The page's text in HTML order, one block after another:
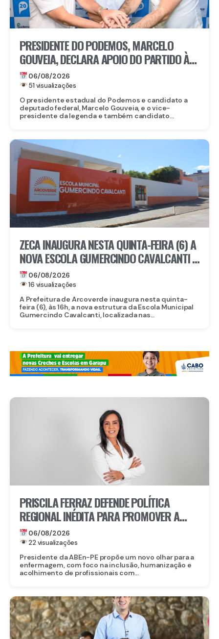
PRESIDENTE DO PODEMOS, MARCELO
GOUVEIA, DECLARA APOIO DO PARTIDO À
CANDIDATURA DE EDUARDO DA FONTE AO
SENADO
06/08/2026
51 visualizações
O presidente estadual do Podemos e candidato a
deputado federal, Marcelo Gouveia, e o vice-
presidente da legenda e também candidato...
ZECA INAUGURA NESTA QUINTA-FEIRA (6) A
NOVA ESCOLA GUMERCINDO CAVALCANTI E
AUTORIZA OBRAS DE CALÇAMENTO EM
ARCOVERDE
06/08/2026
16 visualizações
A Prefeitura de Arcoverde inaugura nesta quinta-
feira (6), às 16h, a nova estrutura da Escola Municipal
Gumercindo Cavalcanti, localizada nas...
PRISCILA FERRAZ DEFENDE POLÍTICA
REGIONAL INÉDITA PARA PROMOVER A
INCLUSÃO DE ENFERMEIROS PCDS E
ATÍPICOS EM PERNAMBUCO
06/08/2026
22 visualizações
Presidente da ABEn-PE propõe um novo olhar para a
enfermagem, com foco na inclusão, humanização e
acolhimento de profissionais com...